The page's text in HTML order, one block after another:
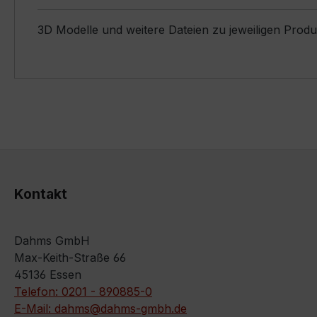
3D Modelle und weitere Dateien zu jeweiligen
Kontakt
Dahms GmbH
Max-Keith-Straße 66
45136 Essen
Telefon: 0201 - 890885-0
E-Mail: dahms@dahms-gmbh.de